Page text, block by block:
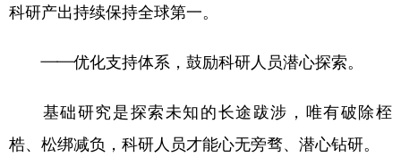
科研产出持续保持全球第一。
——优化支持体系，鼓励科研人员潜心探索。
基础研究是探索未知的长途跋涉，唯有破除桎
梏、松绑减负，科研人员才能心无旁骛、潜心钻研。